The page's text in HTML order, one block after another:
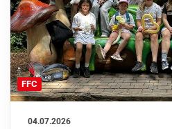
FFC
04.07.2026